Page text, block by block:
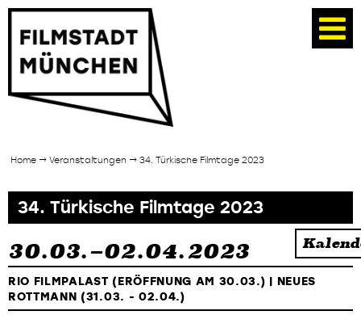
Home → Veranstaltungen → 34. Türkische Filmtage 2023
34. Türkische Filmtage 2023
30.03.–02.04.2023
RIO FILMPALAST (ERÖFFNUNG AM 30.03.) | NEUES
ROTTMANN (31.03. - 02.04.)